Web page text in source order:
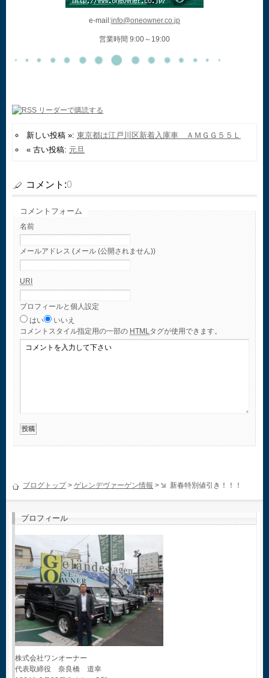
e-mail:info@oneowner.co.jp
営業時間 9:00～19:00
新しい投稿 »: 東京都は江戸川区新着入庫車 ＡＭＧＧ５５Ｌ
« 古い投稿: 元旦
コメント:0
コメントフォーム
名前
メールアドレス (メール (公開されません))
URI
プロフィールと個人設定
はい
いいえ
コメント スタイル指定用の一部の HTML タグが使用できます。
ブログトップ> ゲレンデヴァーゲン情報 > 新春特別値引き！！！
プロフィール
株式会社ワンオーナー
代表取締役 奈良橋 道幸